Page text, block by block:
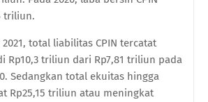
triliun.
2021, total liabilitas CPIN tercatat
Rp10,3 triliun dari Rp7,81 triliun pada
Sedangkan total ekuitas hingga
Rp25,15 triliun atau meningkat